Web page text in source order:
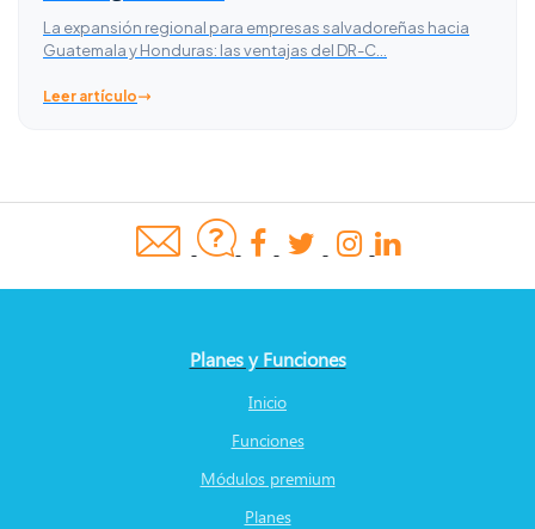
La expansión regional para empresas salvadoreñas hacia
Guatemala y Honduras: las ventajas del DR-C…
Leer artículo
Planes y Funciones
Inicio
Funciones
Módulos premium
Planes